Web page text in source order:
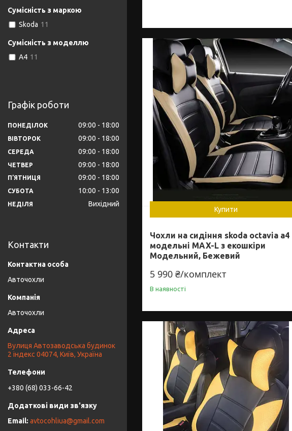
Купити
Чохли на сидіння skoda octavia a4
модельні MAX-L з екошкіри
Модельний, Бежевий
5 990 ₴/комплект
В наявності
Сумісність з маркою
Skoda 11
Сумісність з моделлю
A4 11
Графік роботи
ПОНЕДІЛОК 09:00 18:00
ВІВТОРОК 09:00 18:00
СЕРЕДА 09:00 18:00
ЧЕТВЕР 09:00 18:00
ПʼЯТНИЦЯ 09:00 18:00
СУБОТА 10:00 13:00
НЕДІЛЯ Вихідний
Контакти
Авточохли
Авточохли
Вулиця Автозаводська будинок
2 індекс 04074, Київ, Україна
+380 (68) 033-66-42
avtocohliua@gmail.com